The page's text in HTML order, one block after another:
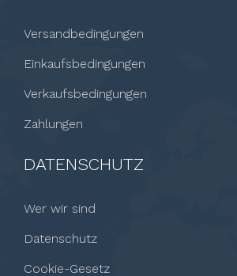
Versandbedingungen
Einkaufsbedingungen
Verkaufsbedingungen
Zahlungen
DATENSCHUTZ
Wer wir sind
Datenschutz
Cookie-Gesetz